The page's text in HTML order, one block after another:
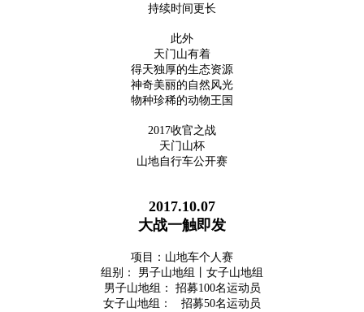
持续时间更长
此外
天门山有着
得天独厚的生态资源
神奇美丽的自然风光
物种珍稀的动物王国
2017收官之战
天门山杯
山地自行车公开赛
2017.10.07
大战一触即发
项目：山地车个人赛
组别： 男子山地组丨女子山地组
男子山地组： 招募100名运动员
女子山地组： 招募50名运动员